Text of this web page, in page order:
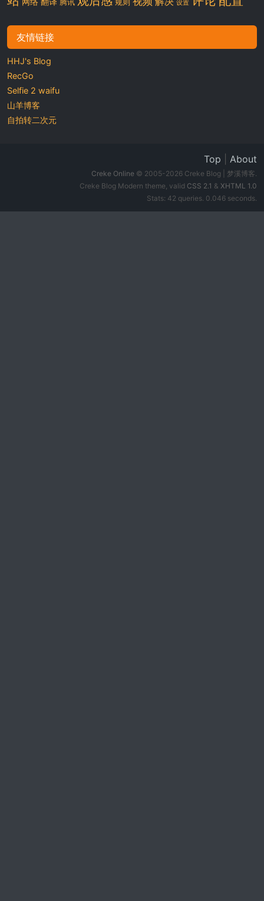
腾讯 规则 设置
友情链接
HHJ's Blog
RecGo
Selfie 2 waifu
山羊博客
自拍转二次元
Top About
Creke Online © 2005-2026 Creke Blog | 梦溪博客.
Creke Blog Modern theme, valid CSS 2.1 & XHTML 1.0
Stats: 42 queries. 0.046 seconds.